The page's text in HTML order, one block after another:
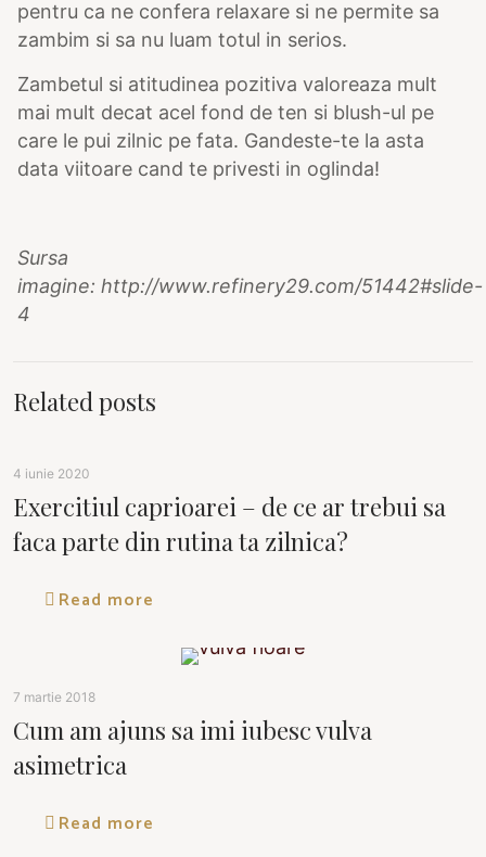
pentru ca ne confera relaxare si ne permite sa
zambim si sa nu luam totul in serios.
Zambetul si atitudinea pozitiva valoreaza mult
mai mult decat acel fond de ten si blush-ul pe
care le pui zilnic pe fata. Gandeste-te la asta
data viitoare cand te privesti in oglinda!
Sursa
imagine: http://www.refinery29.com/51442#slide-
4
Related posts
4 iunie 2020
Exercitiul caprioarei – de ce ar trebui sa
faca parte din rutina ta zilnica?
Read more
7 martie 2018
Cum am ajuns sa imi iubesc vulva
asimetrica
Read more